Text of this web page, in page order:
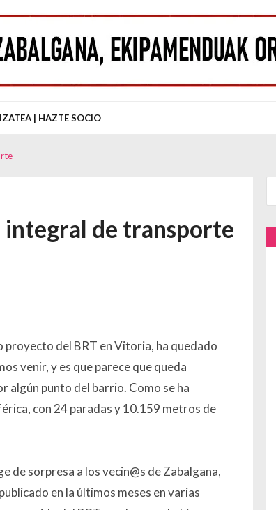
| HAZTE SOCIO
integral de transporte
del BRT en Vitoria, ha quedado
venir, y es que parece que queda
algún punto del barrio. Como se ha
con 24 paradas y 10.159 metros de
de sorpresa a los vecin@s de Zabalgana,
en la últimos meses en varias